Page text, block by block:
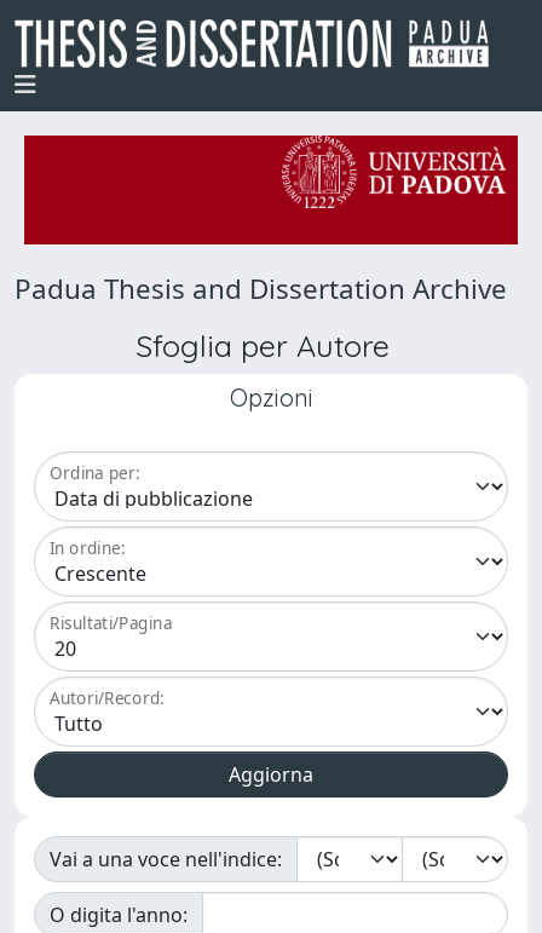
Padua Thesis and Dissertation Archive
Sfoglia per Autore
Opzioni
Ordina per:
In ordine:
Risultati/Pagina
Autori/Record:
Vai a una voce nell'indice:
O digita l'anno: